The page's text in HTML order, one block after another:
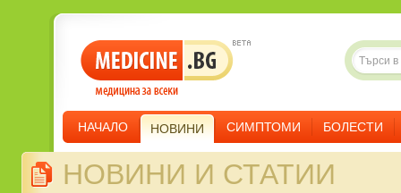
НАЧАЛО НОВИНИ СИМПТОМИ БОЛЕСТИ
НОВИНИ И СТАТИИ